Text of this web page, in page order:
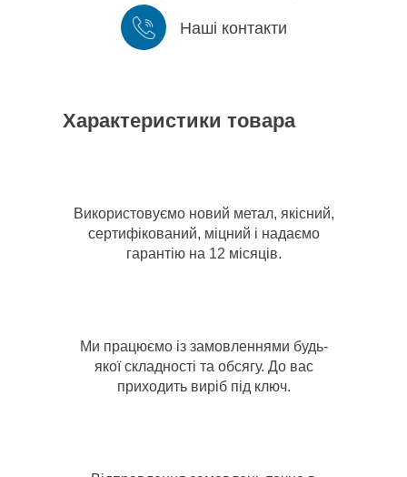
Наші контакти
Характеристики товара
Використовуємо новий метал, якісний,
сертифікований, міцний і надаємо
гарантію на 12 місяців.
Ми працюємо із замовленнями будь-
якої складності та обсягу. До вас
приходить виріб під ключ.